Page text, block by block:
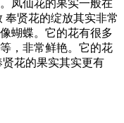
凤仙花的果实一般在
奉贤花的绽放其实非常
蝴蝶。它的花有很多
，非常鲜艳。它的花
花的果实其实更有